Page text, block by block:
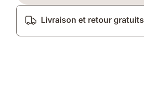
Livraison et retour gratuits